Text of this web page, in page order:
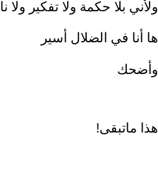
ولأني بلا حكمة ولا تفكير ولا
ها أنا في الضلال أسير
وأضحك
هذا ماتبقى!